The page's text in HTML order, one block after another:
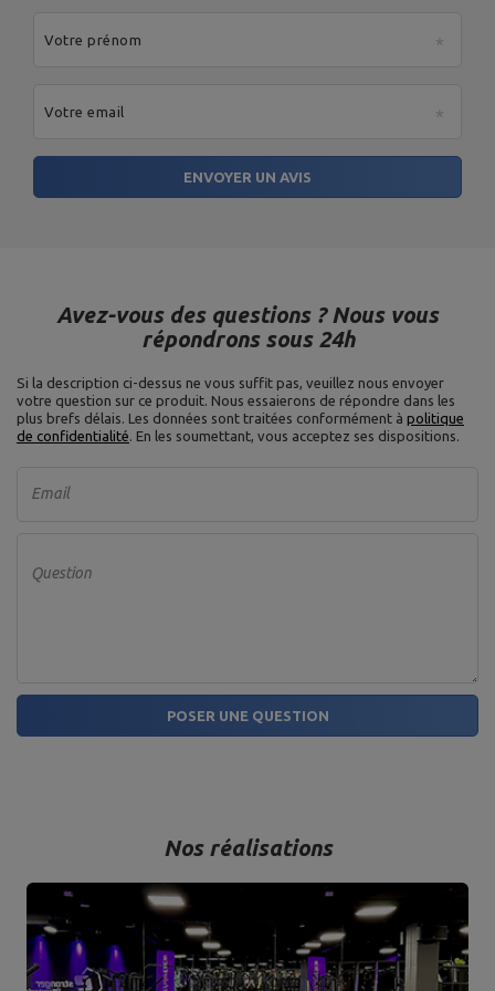
Votre prénom
Votre email
ENVOYER UN AVIS
Avez-vous des questions ? Nous vous
répondrons sous 24h
Si la description ci-dessus ne vous suffit pas, veuillez nous envoyer
votre question sur ce produit. Nous essaierons de répondre dans les
plus brefs délais. Les données sont traitées conformément à politique
de confidentialité. En les soumettant, vous acceptez ses dispositions.
Email
Question
POSER UNE QUESTION
Nos réalisations